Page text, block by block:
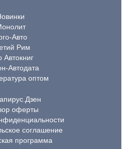
Авто
Рим
Автокниг
Автодата
оптом
оферты
соглашение
программа